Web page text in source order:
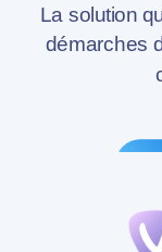
La solution
démarches